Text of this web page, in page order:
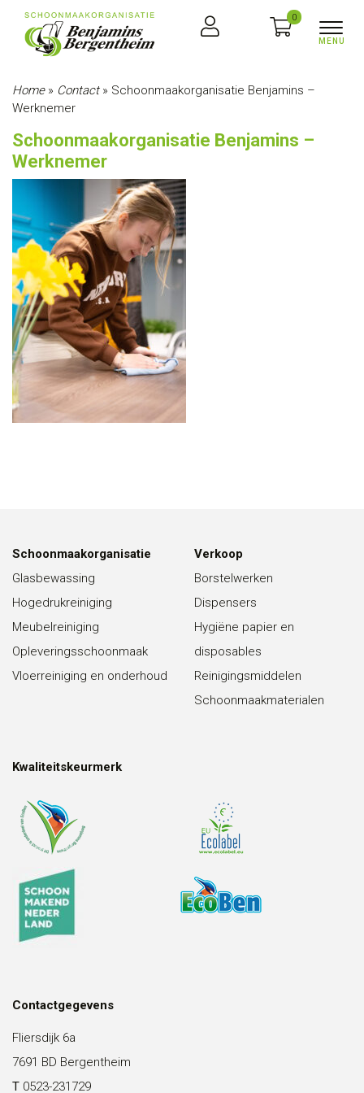
0
Home» Contact» Schoonmaakorganisatie Benjamins –
Werknemer
Schoonmaakorganisatie Benjamins –
Werknemer
Schoonmaakorganisatie
Glasbewassing
Hogedrukreiniging
Meubelreiniging
Opleveringsschoonmaak
Vloerreiniging en onderhoud
Verkoop
Borstelwerken
Dispensers
Hygiëne papier en
disposables
Reinigingsmiddelen
Schoonmaakmaterialen
Kwaliteitskeurmerk
Contactgegevens
Fliersdijk 6a
7691 BD Bergentheim
T 0523-231729